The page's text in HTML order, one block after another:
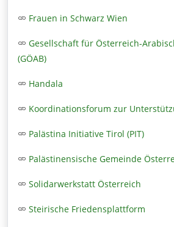
Frauen in Schwarz Wien
Gesellschaft für Österreich-
(GÖAB)
Handala
Koordinationsforum zur
Palästina Initiative Tirol (PIT)
Palästinensische Gemeinde
Solidarwerkstatt Österreich
Steirische Friedensplattform